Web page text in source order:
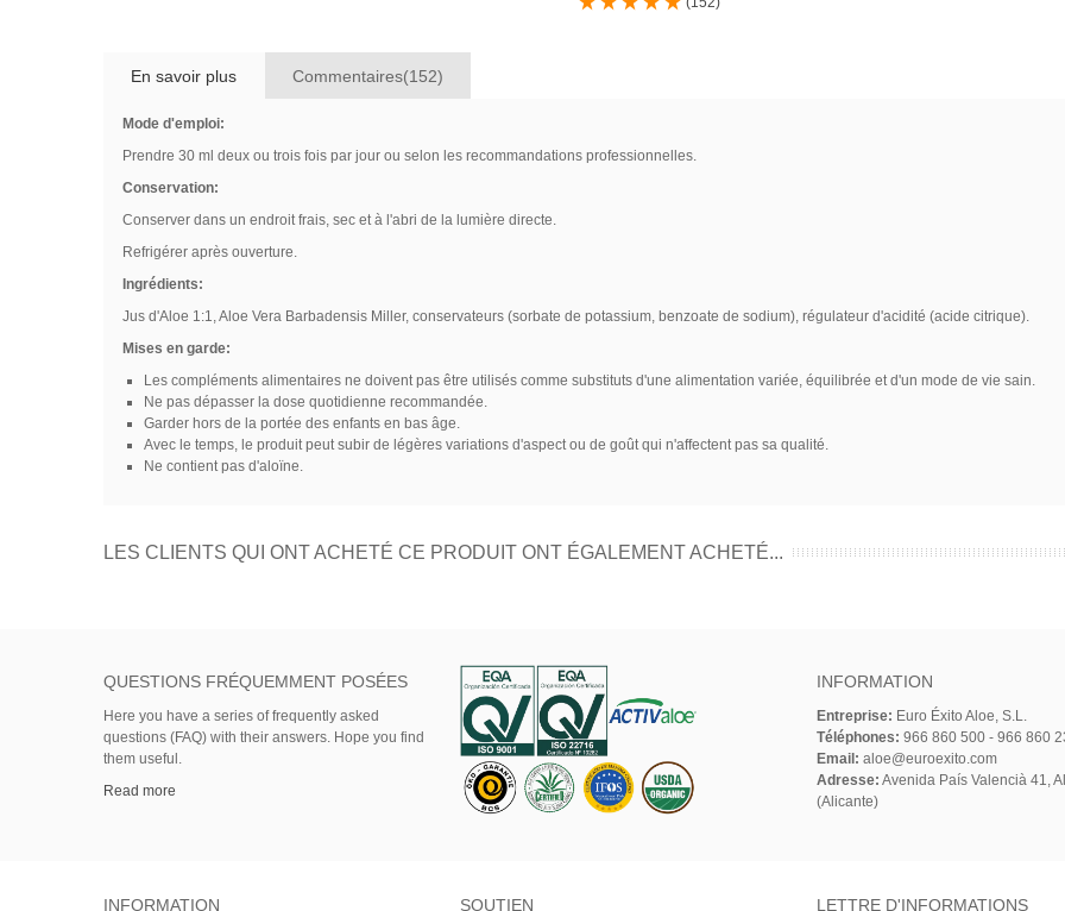
En savoir plus Commentaires(152)
Mode d'emploi:
Prendre 30 ml deux ou trois fois par jour ou selon les recommandations professionnelles.
Conservation:
Conserver dans un endroit frais, sec et à l'abri de la lumière directe.
Refrigérer après ouverture.
Ingrédients:
Jus d'Aloe 1:1, Aloe Vera Barbadensis Miller, conservateurs (sorbate de potassium, benzoate de sodium), régulateur d'acidité (acide citrique).
Mises en garde:
Les compléments alimentaires ne doivent pas être utilisés comme substituts d'une alimentation variée, équilibrée et d'un mode de vie sain.
Ne pas dépasser la dose quotidienne recommandée.
Garder hors de la portée des enfants en bas âge.
Avec le temps, le produit peut subir de légères variations d'aspect ou de goût qui n'affectent pas sa qualité.
Ne contient pas d'aloïne.
LES CLIENTS QUI ONT ACHETÉ CE PRODUIT ONT ÉGALEMENT ACHETÉ...
QUESTIONS FRÉQUEMMENT POSÉES
Here you have a series of frequently asked
questions (FAQ) with their answers. Hope you find
them useful.
Read more
INFORMATION
Entreprise: Euro Éxito Aloe, S.L.
Téléphones: 966 860 500 - 966 860
Email: aloe@euroexito.com
Adresse: Avenida País Valencià 41,
(Alicante)
INFORMATION SOUTIEN LETTRE D'INFORMATIONS